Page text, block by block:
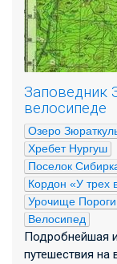
Заповедник
велосипеде
Озеро
Хребет Нургуш
Поселок
Кордон «У
Урочище Пороги
Велосипед
Подробнейшая
путешествия на